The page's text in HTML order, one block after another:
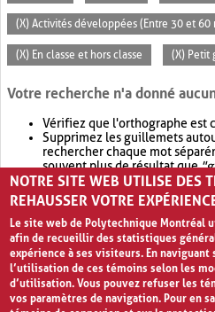
(X) Activités développées (Entre 30 et 60
(X) En classe et hors classe (X) Petit
Votre recherche n'a donné
Vérifiez que l'orthographe est
Supprimez les guillemets
rechercher chaque mot
souvent plus de résultat que
Envisagez d'élargir votre
retournera souvent plus de
NOTRE SITE WEB UTILISE DES
REHAUSSER VOTRE
Le site web de Polytechnique Montréal
afin de recueillir des statistiques
expérience à ses visiteurs. En naviguant
l’utilisation de ces témoins selon les
d’utilisation. Vous pouvez refuser les
vos paramètres de navigation. Pour en